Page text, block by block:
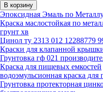
Эпоксидная Эмаль по
Краска маслостойкая по
грунт хв
Цинол ту 2313 012 12288779
Краски для клапанной
Грунтовка гф 021
Краска для пищевых емкостей
водоэмульсионная краска для
Грунтовка протекторная